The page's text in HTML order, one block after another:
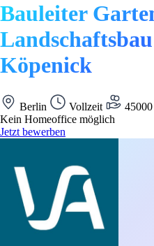
Bauleiter
Köpenick
Berlin Vollzeit
Kein Homeoffice möglich
Jetzt bewerben